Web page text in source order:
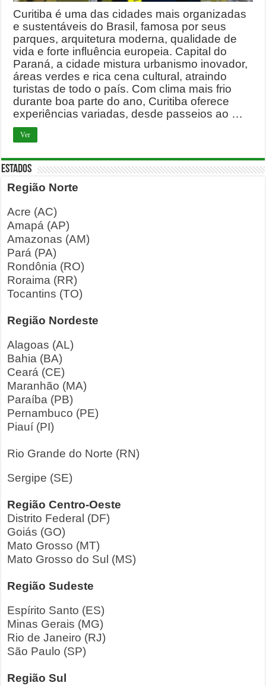
Curitiba é uma das cidades mais organizadas
e sustentáveis do Brasil, famosa por seus
parques, arquitetura moderna, qualidade de
vida e forte influência europeia. Capital do
Paraná, a cidade mistura urbanismo inovador,
áreas verdes e rica cena cultural, atraindo
turistas de todo o país. Com clima mais frio
durante boa parte do ano, Curitiba oferece
experiências variadas, desde passeios ao …
Ver
ESTADOS
Região Norte
Acre (AC)
Amapá (AP)
Amazonas (AM)
Pará (PA)
Rondônia (RO)
Roraima (RR)
Tocantins (TO)
Região Nordeste
Alagoas (AL)
Bahia (BA)
Ceará (CE)
Maranhão (MA)
Paraíba (PB)
Pernambuco (PE)
Piauí (PI)
Rio Grande do Norte (RN)
Sergipe (SE)
Região Centro-Oeste
Distrito Federal (DF)
Goiás (GO)
Mato Grosso (MT)
Mato Grosso do Sul (MS)
Região Sudeste
Espírito Santo (ES)
Minas Gerais (MG)
Rio de Janeiro (RJ)
São Paulo (SP)
Região Sul